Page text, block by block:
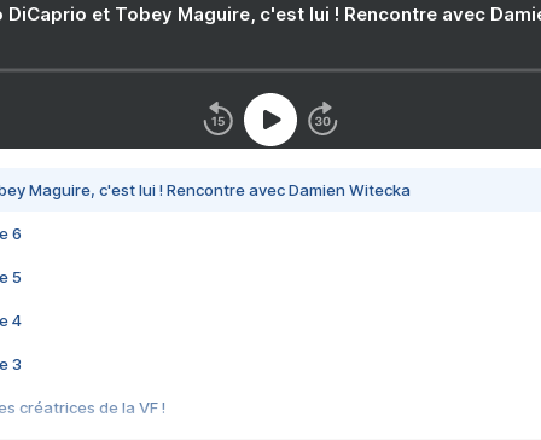
DiCaprio et Tobey Maguire, c'est lui ! Rencontre avec
Maguire, c'est lui ! Rencontre avec Damien Witecka
6
5
4
3
créatrices de la VF !